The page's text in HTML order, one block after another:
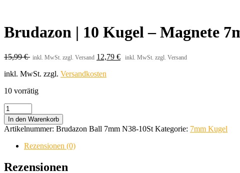
Brudazon | 10 Kugel – Magnete
15,99€ inkl. MwSt. zzgl. Versand 12,79 € inkl. MwSt. zzgl. Versand
inkl. MwSt. zzgl. Versandkosten
10 vorrätig
Brudazon
|
10
Kugel
Magnete
7mm
|
In den Warenkorb
Artikelnummer: Brudazon Ball 7mm N38-10St Kategorie: 7mm Kugel
Rezensionen (0)
Rezensionen